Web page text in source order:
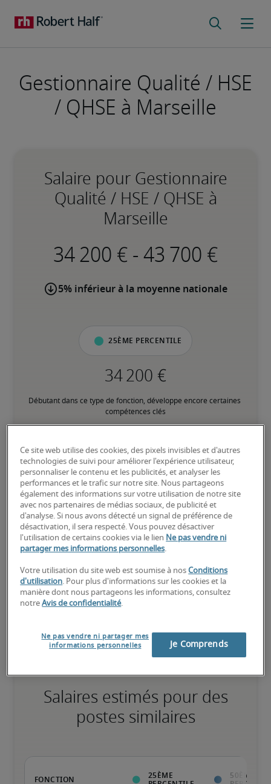
Gestionnaire Qualité / HSE
/ QHSE à Marseille
Salaire pour Gestionnaire
Qualité / HSE / QHSE à
Marseille
-
5% inférieur à la moyenne nationale
25ème percentile
Débutant dans ce type de fonction, développe encore certaines
compétences clés
50ème percentile
Expérience intermédiaire, possède la plupart des compétences
clés
75ème percentile
Salaires estimés pour des
postes similaires
Ce site web utilise des cookies, des pixels invisibles et d'autres
technologies de suivi pour améliorer l'expérience utilisateur,
personnaliser le contenu et les publicités, et analyser les
performances et le trafic sur notre site. Nous partageons
également des informations sur votre utilisation de notre site
avec nos partenaires de médias sociaux, de publicité et
d'analyse. Si nous avons détecté un signal de préférence de
désactivation, il sera respecté. Vous pouvez désactiver
l'utilisation de certains cookies via le lien Ne pas vendre ni
partager mes informations personnelles.
Votre utilisation du site web est soumise à nosConditions
d'utilisation. Pour plus d'informations sur les cookies et la
manière dont nous partageons les informations, consultez
notreAvis de confidentialité.
Ne pas vendre ni partager mes
informations personnelles
Je Comprends